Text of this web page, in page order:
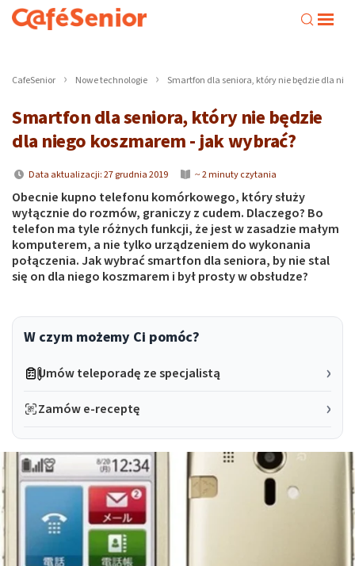
CafeSenior Nowe technologie Smartfon dla seniora, który nie będzie dla
Smartfon dla seniora, który nie będzie
dla niego koszmarem - jak wybrać?
Data aktualizacji: 27 grudnia 2019 ~ 2 minuty czytania
Obecnie kupno telefonu komórkowego, który służy
wyłącznie do rozmów, graniczy z cudem. Dlaczego? Bo
telefon ma tyle różnych funkcji, że jest w zasadzie małym
komputerem, a nie tylko urządzeniem do wykonania
połączenia. Jak wybrać smartfon dla seniora, by nie stal
się on dla niego koszmarem i był prosty w obsłudze?
W czym możemy Ci pomóc?
Umów teleporadę ze specjalistą
Zamów e-receptę